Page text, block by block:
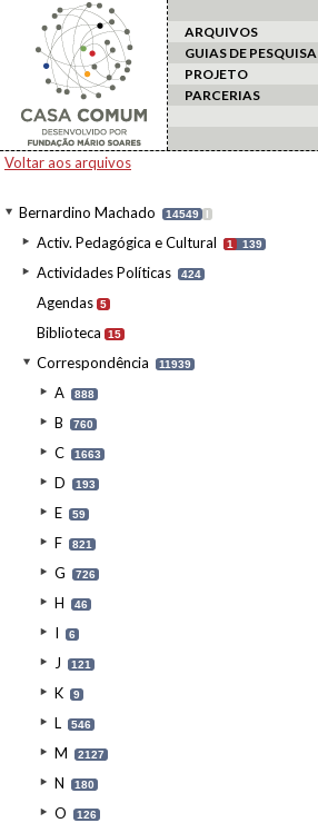
ARQUIVOS
GUIAS DE PESQUISA
PROJETO
PARCERIAS
Voltar aos arquivos
Bernardino Machado 14549 I
Activ. Pedagógica e Cultural 1 139
Actividades Políticas 424
Agendas 5
Biblioteca 15
Correspondência 11939
A 888
B 760
C 1663
D 193
E 59
F 821
G 726
H 46
I 6
J 121
K 9
L 546
M 2127
N 180
O 126